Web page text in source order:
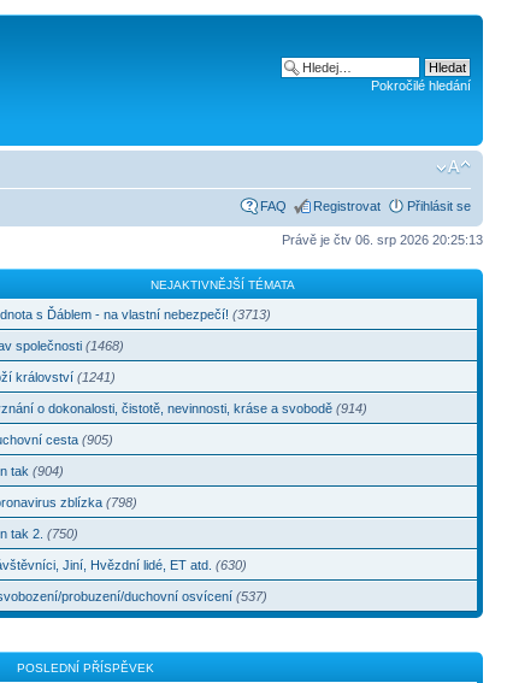
Pokročilé hledání
FAQ Registrovat Přihlásit se
Právě je čtv 06. srp 2026 20:25:13
NEJAKTIVNĚJŠÍ TÉMATA
s Ďáblem - na vlastní nebezpečí! (3713)
společnosti (1468)
království (1241)
o dokonalosti, čistotě, nevinnosti, kráse a svobodě (914)
cesta (905)
tak (904)
zblízka (798)
tak 2. (750)
Jiní, Hvězdní lidé, ET atd. (630)
probuzení/duchovní osvícení (537)
POSLEDNÍ PŘÍSPĚVEK